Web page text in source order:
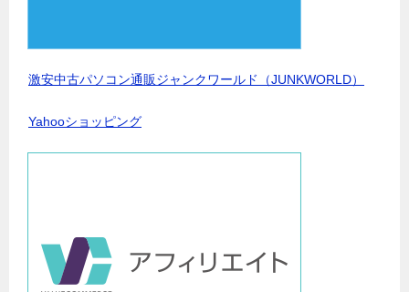
激安中古パソコン通販ジャンクワールド（JUNKWORLD）
Yahooショッピング